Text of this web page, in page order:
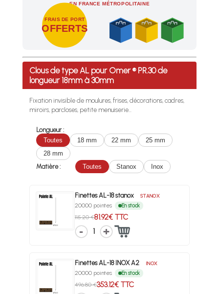
EN FRANCE MÉTROPOLITAINE
FRAIS DE PORT
OFFERTS
Profitez des Frais de port offerts en France
Clous de type AL pour Omer ® PR.30 de
longueur 18mm à 30mm
Fixation invisible de moulures, frises, décorations, cadres,
miroirs, parcloses, petite menuiserie...
Longueur :
Toutes
18 mm 22 mm
25 mm
28 mm
Matière :
Toutes Stanox Inox
Finettes AL-18 stanox STANOX
20000 pointes En stock
115.20 €81.92€ TTC
1
Finettes AL-18 INOX A2 INOX
20000 pointes En stock
496.80 €353.12€ TTC